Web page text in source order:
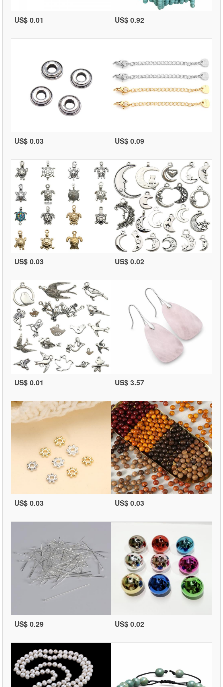
US$ 0.01 US$ 0.92
US$ 0.03 US$ 0.09
US$ 0.03 US$ 0.02
US$ 0.01 US$ 3.57
US$ 0.03 US$ 0.03
US$ 0.29 US$ 0.02